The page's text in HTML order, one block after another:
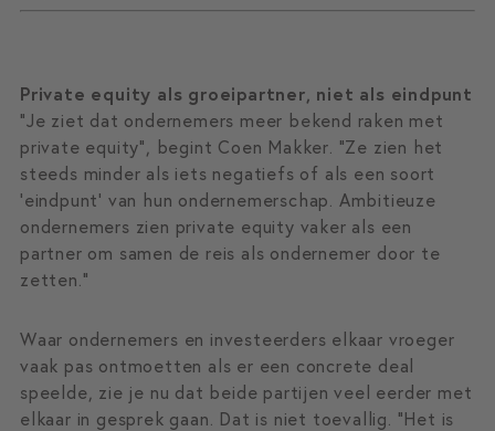
Private equity als groeipartner, niet als eindpunt
“Je ziet dat ondernemers meer bekend raken met
private equity”, begint Coen Makker. “Ze zien het
steeds minder als iets negatiefs of als een soort
‘eindpunt’ van hun ondernemerschap. Ambitieuze
ondernemers zien private equity vaker als een
partner om samen de reis als ondernemer door te
zetten.”
Waar ondernemers en investeerders elkaar vroeger
vaak pas ontmoetten als er een concrete deal
speelde, zie je nu dat beide partijen veel eerder met
elkaar in gesprek gaan. Dat is niet toevallig. “Het is